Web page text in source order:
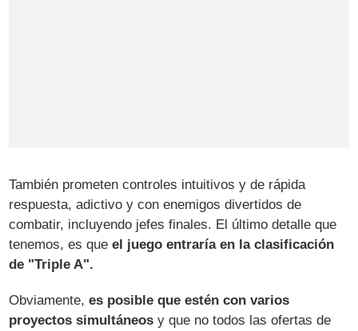
También prometen controles intuitivos y de rápida
respuesta, adictivo y con enemigos divertidos de
combatir, incluyendo jefes finales. El último detalle que
tenemos, es queel juego entraría en la clasificación
de "Triple A".
Obviamente,es posible que estén con varios
proyectos simultáneos y que no todos las ofertas de